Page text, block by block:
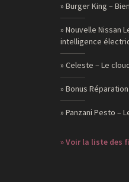
» Burger King –
» Nouvelle Nissan
intelligence
» Celeste – Le
» Bonus
» Panzani Pesto –
» Voir la liste des